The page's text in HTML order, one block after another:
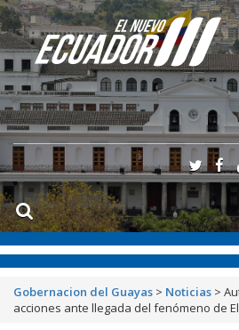
Gobernacion del Guayas > Noticias >
acciones ante llegada del fenómeno de